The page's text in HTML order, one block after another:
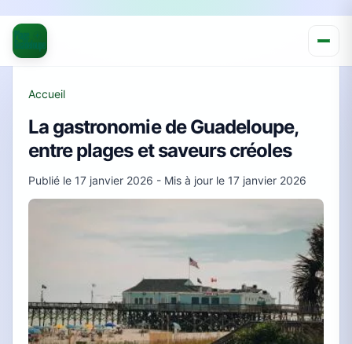
Accueil
La gastronomie de Guadeloupe,
entre plages et saveurs créoles
Publié le 17 janvier 2026 - Mis à jour le 17 janvier 2026